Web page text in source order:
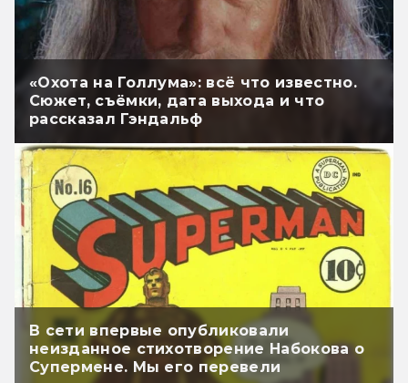
«Охота на Голлума»: всё что известно.
Сюжет, съёмки, дата выхода и что
рассказал Гэндальф
В сети впервые опубликовали
неизданное стихотворение Набокова о
Супермене. Мы его перевели